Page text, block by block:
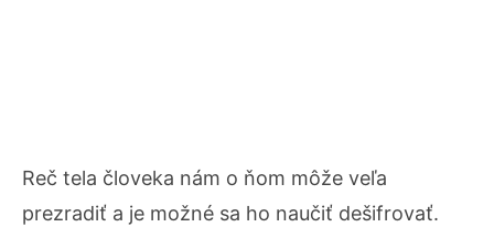
Reč tela človeka nám o ňom môže veľa
prezradiť a je možné sa ho naučiť dešifrovať.